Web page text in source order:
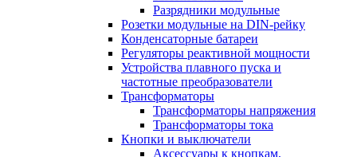
Разрядники модульные
Розетки модульные на DIN-рейку
Конденсаторные батареи
Регуляторы реактивной мощности
Устройства плавного пуска и
частотные преобразователи
Трансформаторы
Трансформаторы напряжения
Трансформаторы тока
Кнопки и выключатели
Аксессуары к кнопкам,